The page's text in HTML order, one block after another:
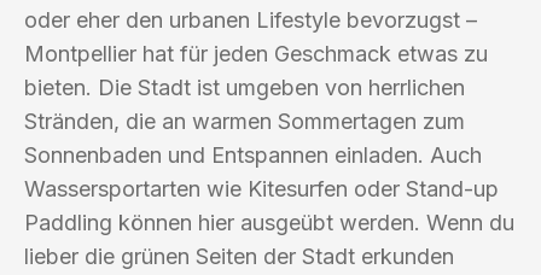
oder eher den urbanen Lifestyle bevorzugst –
Montpellier hat für jeden Geschmack etwas zu
bieten. Die Stadt ist umgeben von herrlichen
Stränden, die an warmen Sommertagen zum
Sonnenbaden und Entspannen einladen. Auch
Wassersportarten wie Kitesurfen oder Stand-up
Paddling können hier ausgeübt werden. Wenn du
lieber die grünen Seiten der Stadt erkunden